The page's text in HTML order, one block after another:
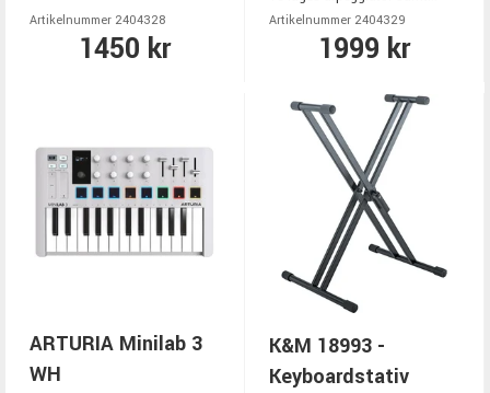
Artikelnummer 2404328
1450 kr
Artikelnummer 2404329
1999 kr
ARTURIA Minilab 3
WH
K&M 18993 -
Keyboardstativ